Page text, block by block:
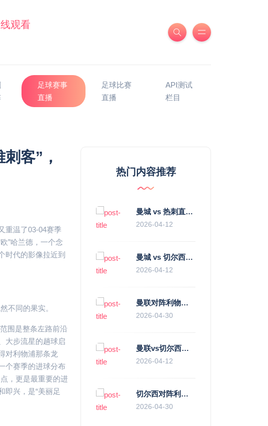
足球赛事
直播
足球比赛
直播
API测试
栏目
客”，
重温了03-04赛季
”哈兰德，一个念
时代的影像拉近到
不同的果实。
围是整条左路前沿
大步流星的趟球启
对利物浦那条龙
个赛季的进球分布
，更是最重要的进
即兴，是“美丽足
热门内容推荐
曼城 vs 热刺直播：瓜迪奥拉的“无锋阵”是天才设计还是自废武功？
2026-04-12
曼城 vs 切尔西直播复盘：瓜帅的“伪九”陷阱，如何绞杀蓝军的“三中卫”？
2026-04-12
曼联对阵利物浦，老特拉福德的红色心跳与蓝色暗涌
2026-04-30
曼联vs切尔西直播复盘：滕哈赫的“伪高位”与波切蒂诺的“无锋阵”，谁更拧巴？
2026-04-12
切尔西对阵利物浦，一场蓝红血脉里的恩怨与忠诚
2026-04-30